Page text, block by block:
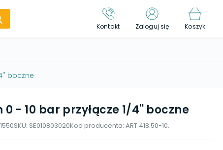
Kontakt Zaloguj się Koszyk
boczne
- 10 bar przyłącze 1/4'' boczne
SKU: SE010803020Kod producenta: ART.418.50-10.